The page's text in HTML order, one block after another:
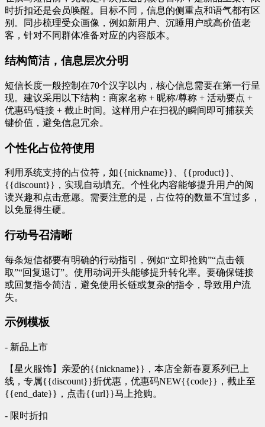
时折扣还是会员唤醒。目标不同，信息的侧重点和语气都有区
别。同步梳理受众画像，例如新用户、沉睡用户或高价值老
客，针对不同群体准备对应的内容版本。
结构简洁，信息层次分明
短信长度一般控制在70个汉字以内，核心信息需要在第一行呈
现。建议采用以下结构：商家名称 + 昵称/尊称 + 活动要点 +
优惠码/链接 + 截止时间。这样用户在扫视的瞬间即可捕获关
键价值，避免信息冗余。
个性化占位符使用
利用系统支持的占位符，如{{nickname}}、{{product}}、
{{discount}}，实现自动填充。个性化内容能够提升用户的阅
读兴趣和点击意愿。需要注意的是，占位符的数量不宜过多，
以免显得生硬。
行动号召清晰
每条短信都要有明确的行动指引，例如“立即抢购”“点击领
取”“回复退订”。使用动词开头能够提升转化率。要确保链接
或回复指令简洁，避免使用长链或复杂的指令，导致用户流
失。
示例模板
- 新品上市
【星火服饰】亲爱的{{nickname}}，本店全新春夏系列已上
线，专属{{discount}}折优惠，优惠码NEW{{code}}，截止至
{{end_date}}，点击{{url}}马上抢购。
- 限时折扣